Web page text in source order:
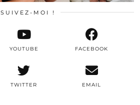
SUIVEZ-MOI !
TWITTER
FACEBOOK
YOUTUBE
EMAIL